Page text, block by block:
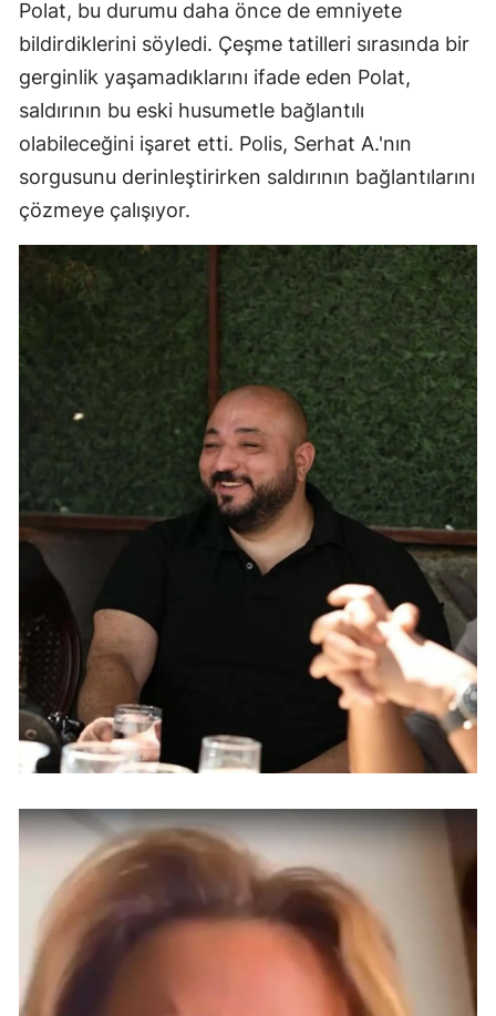
Polat, bu durumu daha önce de emniyete
bildirdiklerini söyledi. Çeşme tatilleri sırasında bir
gerginlik yaşamadıklarını ifade eden Polat,
saldırının bu eski husumetle bağlantılı
olabileceğini işaret etti. Polis, Serhat A.'nın
sorgusunu derinleştirirken saldırının bağlantılarını
çözmeye çalışıyor.